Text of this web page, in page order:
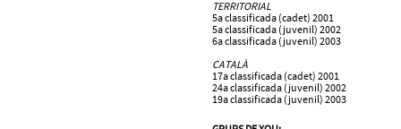
TERRITORIAL
5a classificada (cadet) 2001
5a classificada (juvenil) 2002
6a classificada (juvenil) 2003
CATALÀ
17a classificada (cadet) 2001
24a classificada (juvenil) 2002
19a classificada (juvenil) 2003